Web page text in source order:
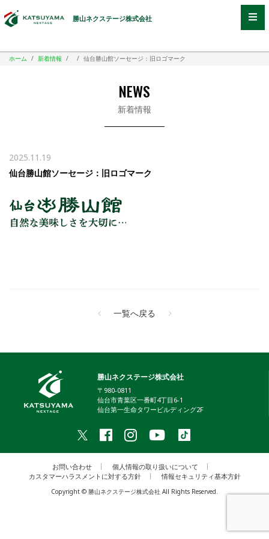
勝山ネクステージ株式会社
ホーム / 新着情報 / / 仙台勝山館ソーセージ：旧ロゴマーク
NEWS
新着情報
2025.11.19
仙台勝山館ソーセージ：旧ロゴマーク
一覧へ戻る
勝山ネクステージ株式会社
〒980-0811
仙台市青葉区一番町4丁目6-1
仙台第一生命タワービルディング2F
お問い合わせ
個人情報の取り扱いについて
カスタマーハラスメントに対する方針
情報セキュリティ基本方針
Copyright © 勝山ネクステージ株式会社 All Rights Reserved.